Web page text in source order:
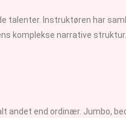
talenter. Instruktøren har
komplekse narrative
andet end ordinær. Jumbo,